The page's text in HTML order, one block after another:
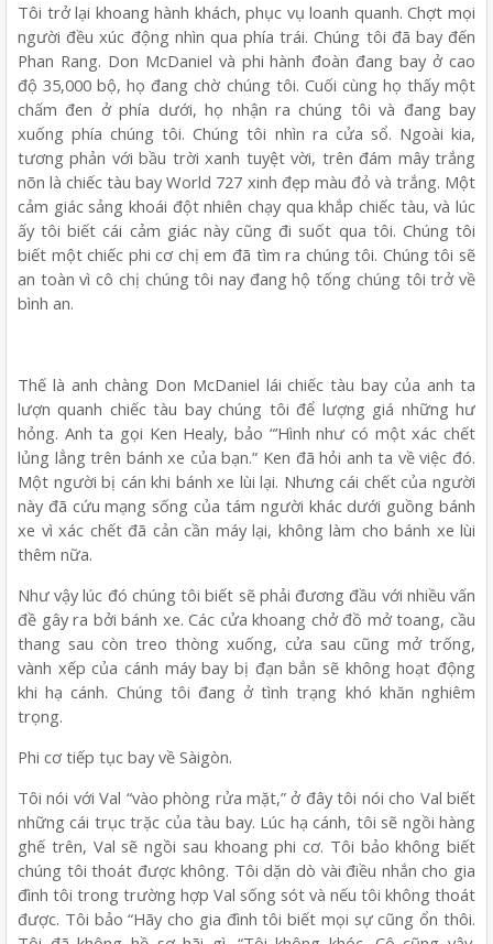
Tôi trở lại khoang hành khách, phục vụ loanh quanh. Chợt mọi
người đều xúc động nhìn qua phía trái. Chúng tôi đã bay đến
Phan Rang. Don McDaniel và phi hành đoàn đang bay ở cao
độ 35,000 bộ, họ đang chờ chúng tôi. Cuối cùng họ thấy một
chấm đen ở phía dưới, họ nhận ra chúng tôi và đang bay
xuống phía chúng tôi. Chúng tôi nhìn ra cửa sổ. Ngoài kia,
tương phản với bầu trời xanh tuyệt vời, trên đám mây trắng
nõn là chiếc tàu bay World 727 xinh đẹp màu đỏ và trắng. Một
cảm giác sảng khoái đột nhiên chạy qua khắp chiếc tàu, và lúc
ấy tôi biết cái cảm giác này cũng đi suốt qua tôi. Chúng tôi
biết một chiếc phi cơ chị em đã tìm ra chúng tôi. Chúng tôi sẽ
an toàn vì cô chị chúng tôi nay đang hộ tống chúng tôi trở về
bình an.
Thế là anh chàng Don McDaniel lái chiếc tàu bay của anh ta
lượn quanh chiếc tàu bay chúng tôi để lượng giá những hư
hỏng. Anh ta gọi Ken Healy, bảo “’Hình như có một xác chết
lủng lẳng trên bánh xe của bạn.” Ken đã hỏi anh ta về việc đó.
Một người bị cán khi bánh xe lùi lại. Nhưng cái chết của người
này đã cứu mạng sống của tám người khác dưới guồng bánh
xe vì xác chết đã cản cần máy lại, không làm cho bánh xe lùi
thêm nữa.
Như vậy lúc đó chúng tôi biết sẽ phải đương đầu với nhiều vấn
đề gây ra bởi bánh xe. Các cửa khoang chở đồ mở toang, cầu
thang sau còn treo thòng xuống, cửa sau cũng mở trống,
vành xếp của cánh máy bay bị đạn bắn sẽ không hoạt động
khi hạ cánh. Chúng tôi đang ở tình trạng khó khăn nghiêm
trọng.
Phi cơ tiếp tục bay về Sàigòn.
Tôi nói với Val “vào phòng rửa mặt,” ở đây tôi nói cho Val biết
những cái trục trặc của tàu bay. Lúc hạ cánh, tôi sẽ ngồi hàng
ghế trên, Val sẽ ngồi sau khoang phi cơ. Tôi bảo không biết
chúng tôi thoát được không. Tôi dặn dò vài điều nhắn cho gia
đình tôi trong trường hợp Val sống sót và nếu tôi không thoát
được. Tôi bảo “Hãy cho gia đình tôi biết mọi sự cũng ổn thôi.